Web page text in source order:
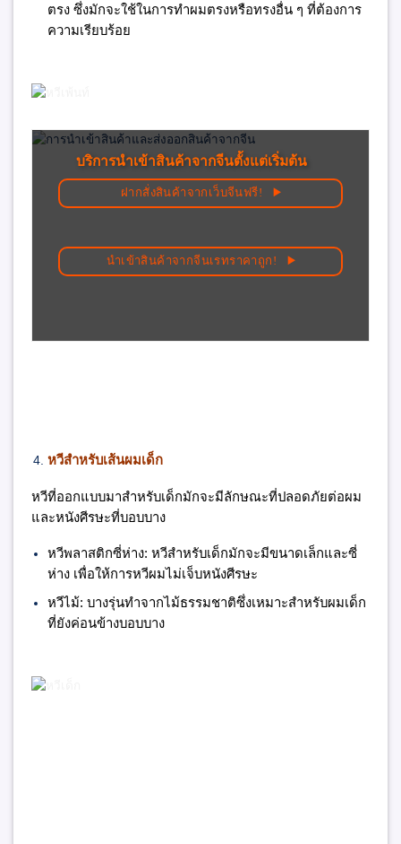
ตรง ซึ่งมักจะใช้ในการทำผมตรงหรือทรงอื่น ๆ ที่ต้องการ
ความเรียบร้อย
บริการนำเข้าสินค้าจากจีนตั้งแต่เริ่มต้น
ฝากสั่งสินค้าจากเว็บจีนฟรี!
นำเข้าสินค้าจากจีนเรทราคาถูก!
หวีสำหรับเส้นผมเด็ก
หวีที่ออกแบบมาสำหรับเด็กมักจะมีลักษณะที่ปลอดภัยต่อผม
และหนังศีรษะที่บอบบาง
หวีพลาสติกซี่ห่าง: หวีสำหรับเด็กมักจะมีขนาดเล็กและซี่
ห่าง เพื่อให้การหวีผมไม่เจ็บหนังศีรษะ
หวีไม้: บางรุ่นทำจากไม้ธรรมชาติซึ่งเหมาะสำหรับผมเด็ก
ที่ยังค่อนข้างบอบบาง